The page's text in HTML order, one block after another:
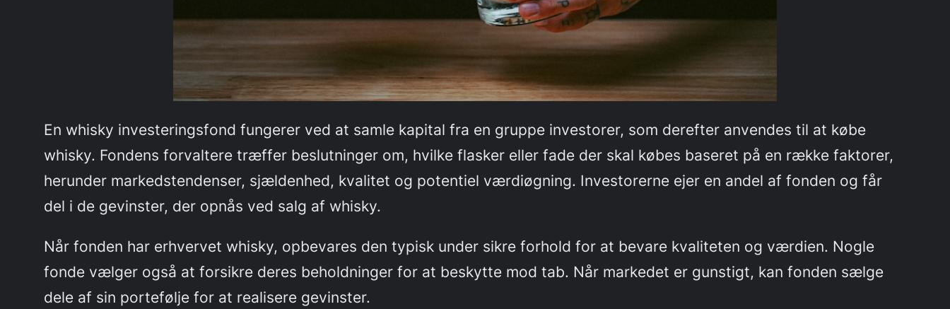
En whisky investeringsfond fungerer ved at samle kapital fra en gruppe investorer, som derefter anvendes til at købe
whisky. Fondens forvaltere træffer beslutninger om, hvilke flasker eller fade der skal købes baseret på en række faktorer,
herunder markedstendenser, sjældenhed, kvalitet og potentiel værdiøgning. Investorerne ejer en andel af fonden og får
del i de gevinster, der opnås ved salg af whisky.
Når fonden har erhvervet whisky, opbevares den typisk under sikre forhold for at bevare kvaliteten og værdien. Nogle
fonde vælger også at forsikre deres beholdninger for at beskytte mod tab. Når markedet er gunstigt, kan fonden sælge
dele af sin portefølje for at realisere gevinster.